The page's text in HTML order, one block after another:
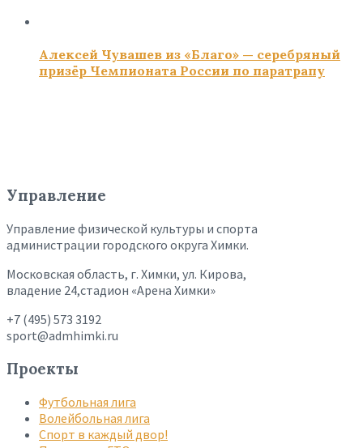
Алексей Чувашев из «Благо» — серебряный
призёр Чемпионата России по паратрапу
Управление
Управление физической культуры и спорта
администрации городского округа Химки.
Московская область, г. Химки, ул. Кирова,
владение 24,стадион «Арена Химки»
+7 (495) 573 3192
sport@admhimki.ru
Проекты
Футбольная лига
Волейбольная лига
Спорт в каждый двор!